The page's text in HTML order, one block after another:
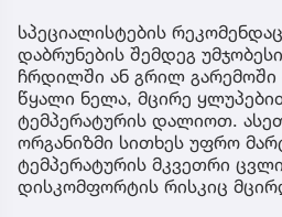
სპეციალისტების
დაბრუნების შემდეგ
ჩრდილში ან გრილ
წყალი ნელა, მცირე
ტემპერატურის დალიოთ.
ორგანიზმი სითხეს უფრო
ტემპერატურის მკვეთრი
დისკომფორტის რისკიც